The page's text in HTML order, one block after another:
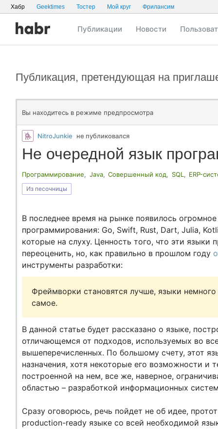
Хабр Geektimes Тостер Мой круг Фрилансим
Публикации Новости
Публикация, претендующая на
Вы находитесь в режиме предпросмотра
NitroJunkie не публиковался
Не очередной язык
Программирование, Java, Совершенный код, SQL , ERP-
Из песочницы
В последнее время на рынке появилось
программирования: Go, Swift, Rust, Dart, Julia,
которые на слуху. Ценность того, что эти
переоценить, но, как правильно в прошлом году
инструменты разработки:
Фреймворки становятся лучше, языки
самое.
В данной статье будет рассказано о языке,
отличающемся от подходов, используемых во
вышеперечисленных. По большому счету, этот
назначения, хотя некоторые его возможности и
построенной на нем, все же, наверное,
областью – разработкой информационных
Сразу оговорюсь, речь пойдет не об идее,
production-ready языке со всей необходимой